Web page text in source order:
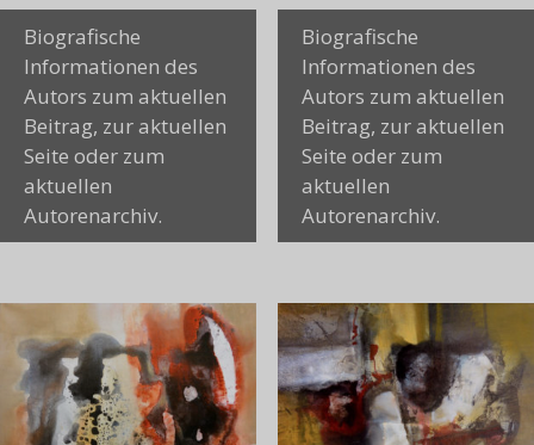
Biografische
Informationen des
Autors zum aktuellen
Beitrag, zur aktuellen
Seite oder zum
aktuellen
Autorenarchiv.
Biografische
Informationen des
Autors zum aktuellen
Beitrag, zur aktuellen
Seite oder zum
aktuellen
Autorenarchiv.